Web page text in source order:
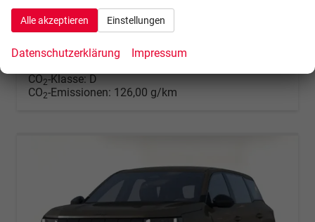
31.07.2026
35.901,– €
incl. 21% MwSt.
CO2-Klasse: D
CO2-Emissionen: 126,00 g/km
Alle akzeptieren Einstellungen
Datenschutzerklärung Impressum